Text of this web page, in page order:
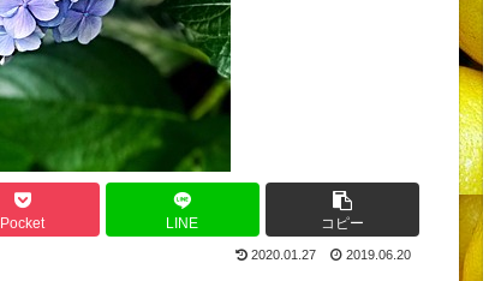
Pocket LINE コピー
2020.01.27 2019.06.20